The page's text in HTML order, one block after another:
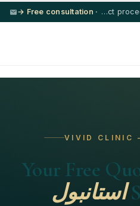
5★ hotel + VIP transfer on select procedures
· Free consultation →
VIVID CLINIC
Your Free
استانبول